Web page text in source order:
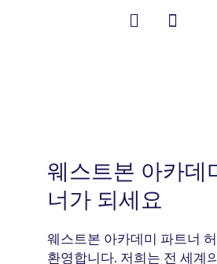
웨스트본 아카데
너가 되세요
웨스트본 아카데미 파트너
환영합니다. 저희는 전 세계